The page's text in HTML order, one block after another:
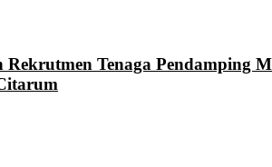
Rekrutmen Tenaga Pendamping